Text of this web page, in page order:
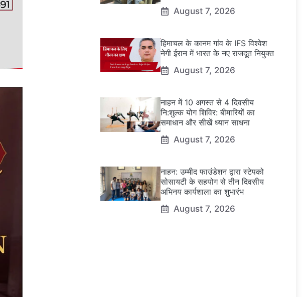
August 7, 2026
हिमाचल के कानम गांव के IFS विश्वेश
नेगी ईरान में भारत के नए राजदूत नियुक्त
August 7, 2026
नाहन में 10 अगस्त से 4 दिवसीय
नि:शुल्क योग शिविर: बीमारियों का
समाधान और सीखें ध्यान साधना
August 7, 2026
नाहन: उम्मीद फाउंडेशन द्वारा स्टेपको
सोसायटी के सहयोग से तीन दिवसीय
अभिनय कार्यशाला का शुभारंभ
August 7, 2026